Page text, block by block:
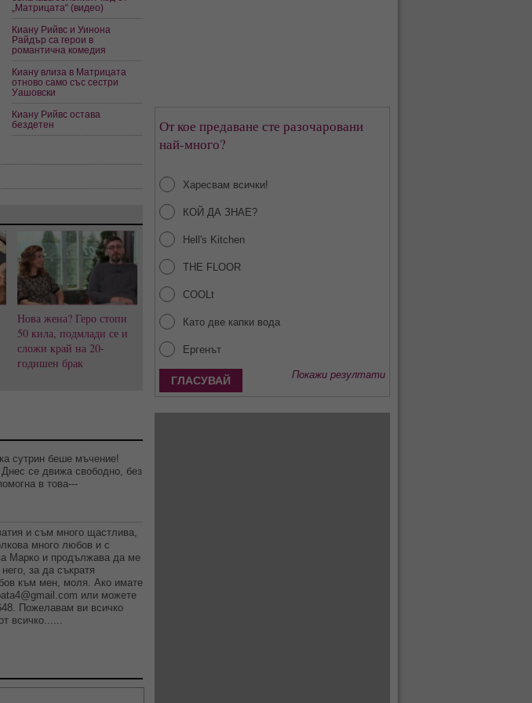
„Матрицата“ (видео)
Киану Рийвс и Уинона
Райдър са герои в
романтична комедия
Киану влиза в Матрицата
отново само със сестри
Уашовски
Киану Рийвс остава
бездетен
Нова жена? Геро стопи
50 кила, подмлади се и
сложи край на 20-
годишен брак
сутрин беше мъчение!
се движа свободно, без
в това---
и съм много щастлива,
много любов и с
Марко и продължава да ме
за да съкратя
към мен, моля. Ако имате
или можете
Пожелавам ви всичко
всичко......
От кое предаване сте разочаровани
най-много?
Харесвам всички!
КОЙ ДА ЗНАЕ?
Hell's Kitchen
THE FLOOR
COOLt
Като две капки вода
Ергенът
Покажи резултати